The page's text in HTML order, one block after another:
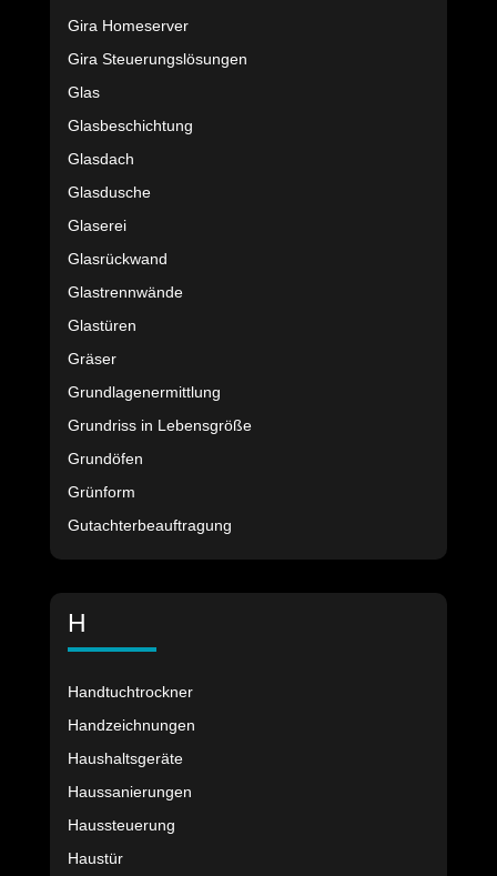
Gira Homeserver
Gira Steuerungslösungen
Glas
Glasbeschichtung
Glasdach
Glasdusche
Glaserei
Glasrückwand
Glastrennwände
Glastüren
Gräser
Grundlagenermittlung
Grundriss in Lebensgröße
Grundöfen
Grünform
Gutachterbeauftragung
H
Handtuchtrockner
Handzeichnungen
Haushaltsgeräte
Haussanierungen
Haussteuerung
Haustür